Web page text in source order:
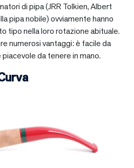
di pipa (JRR Tolkien, Albert
pipa nobile) ovviamente hanno
tipo nella loro rotazione abituale.
numerosi vantaggi: è facile da
da tenere in mano.